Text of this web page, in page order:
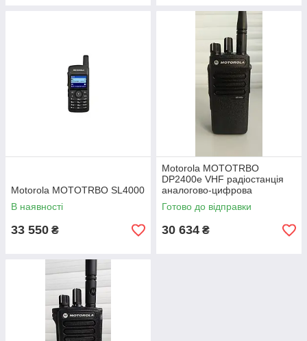
Motorola MOTOTRBO SL4000
В наявності
33 550 ₴
Motorola MOTOTRBO
DP2400e VHF радіостанція
аналогово-цифрова
Готово до відправки
30 634 ₴